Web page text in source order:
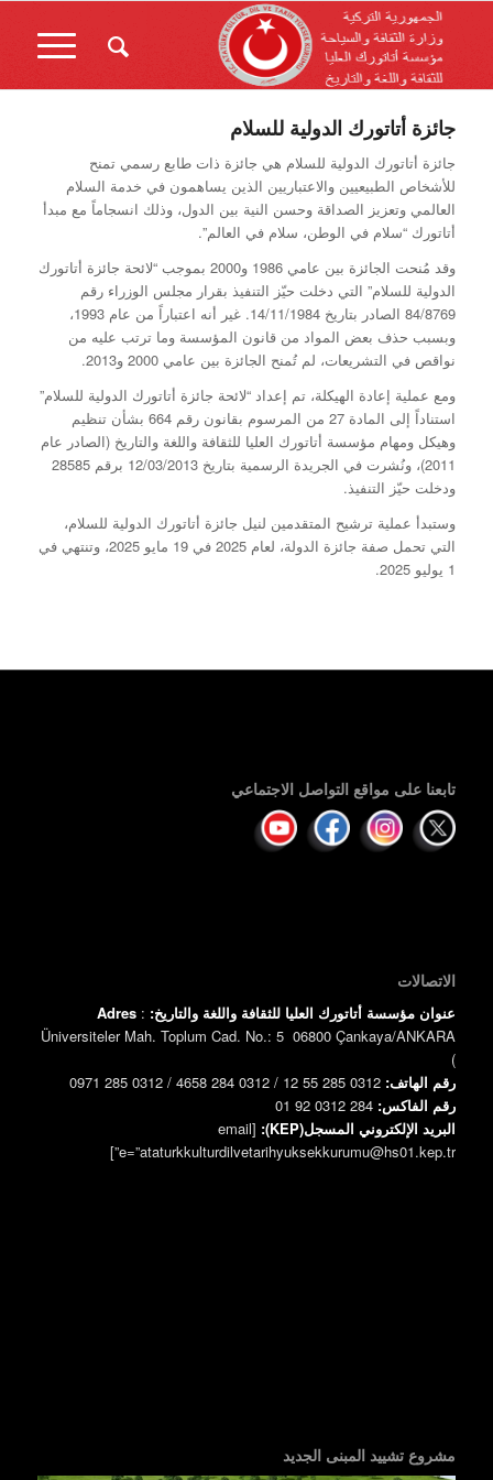
جائزة أتاتورك الدولية للسلام
جائزة أتاتورك الدولية للسلام هي جائزة ذات طابع رسمي تمنح
للأشخاص الطبيعيين والاعتباريين الذين يساهمون في خدمة السلام
العالمي وتعزيز الصداقة وحسن النية بين الدول، وذلك انسجاماً مع مبدأ
أتاتورك “سلام في الوطن، سلام في العالم”.
وقد مُنحت الجائزة بين عامي 1986 و2000 بموجب “لائحة جائزة أتاتورك
الدولية للسلام” التي دخلت حيّز التنفيذ بقرار مجلس الوزراء رقم
84/8769 الصادر بتاريخ 14/11/1984. غير أنه اعتباراً من عام 1993،
وبسبب حذف بعض المواد من قانون المؤسسة وما ترتب عليه من
نواقص في التشريعات، لم تُمنح الجائزة بين عامي 2000 و2013.
ومع عملية إعادة الهيكلة، تم إعداد “لائحة جائزة أتاتورك الدولية للسلام”
استناداً إلى المادة 27 من المرسوم بقانون رقم 664 بشأن تنظيم
وهيكل ومهام مؤسسة أتاتورك العليا للثقافة واللغة والتاريخ (الصادر عام
2011)، ونُشرت في الجريدة الرسمية بتاريخ 12/03/2013 برقم 28585
ودخلت حيّز التنفيذ.
وستبدأ عملية ترشيح المتقدمين لنيل جائزة أتاتورك الدولية للسلام،
التي تحمل صفة جائزة الدولة، لعام 2025 في 19 مايو 2025، وتنتهي في
1 يوليو 2025.
تابعنا على مواقع التواصل الاجتماعي
الاتصالات
عنوان مؤسسة أتاتورك العليا للثقافة واللغة والتاريخ:
Adres :
Üniversiteler Mah. Toplum Cad. No.: 5 06800 Çankaya/ANKARA
)
رقم الهاتف:
رقم الفاكس:
البريد الإلكتروني المسجل(KEP):
[email
e=”ataturkkulturdilvetarihyuksekkurumu@hs01.kep.tr”]
مشروع تشييد المبنى الجديد